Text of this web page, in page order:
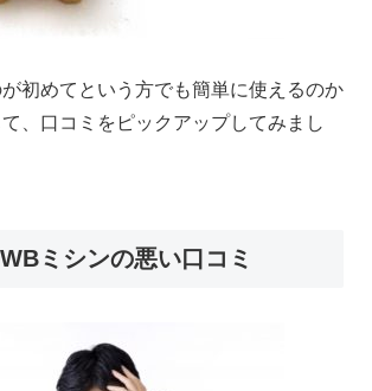
初めてという方でも簡単に使えるのか
、口コミをピックアップしてみまし
ミシンの悪い口コミ